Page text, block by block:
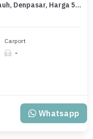
Kavling Prestisius Dijual di Sanur Kauh, Denpasar, Harga 5,5 Miliar
Carport
-
Whatsapp